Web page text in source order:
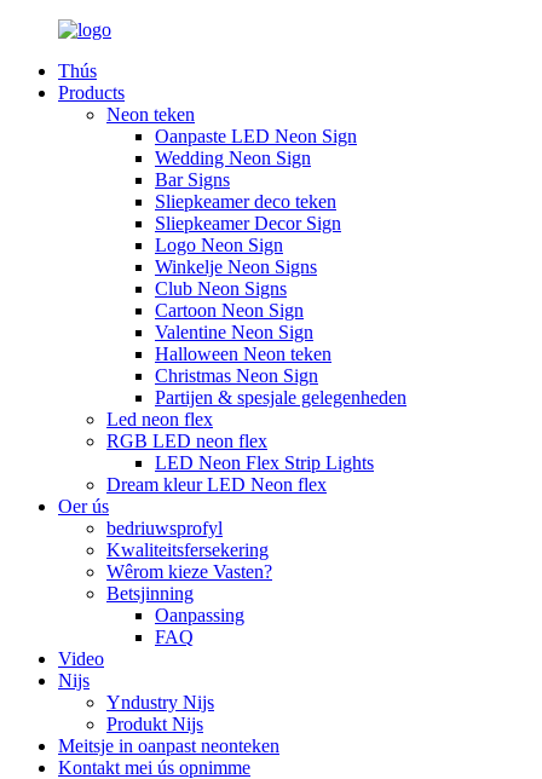
Thús
Products
Neon teken
Oanpaste LED Neon Sign
Wedding Neon Sign
Bar Signs
Sliepkeamer deco teken
Sliepkeamer Decor Sign
Logo Neon Sign
Winkelje Neon Signs
Club Neon Signs
Cartoon Neon Sign
Valentine Neon Sign
Halloween Neon teken
Christmas Neon Sign
Partijen & spesjale gelegenheden
Led neon flex
RGB LED neon flex
LED Neon Flex Strip Lights
Dream kleur LED Neon flex
Oer ús
bedriuwsprofyl
Kwaliteitsfersekering
Wêrom kieze Vasten?
Betsjinning
Oanpassing
FAQ
Video
Nijs
Yndustry Nijs
Produkt Nijs
Meitsje in oanpast neonteken
Kontakt mei ús opnimme